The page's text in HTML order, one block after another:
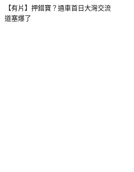
【有片】押錯寶？通車首日大灣交流
道塞爆了